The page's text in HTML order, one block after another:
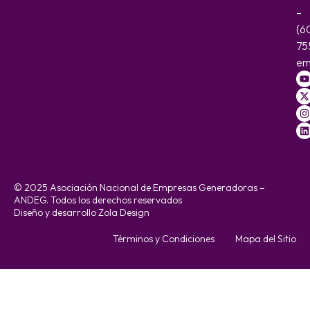
–
© 2025 Asociación Nacional de Empresas Generadoras –
ANDEG. Todos los derechos reservados
Diseño y desarrollo Zola Design
Términos y Condiciones Mapa del Sitio